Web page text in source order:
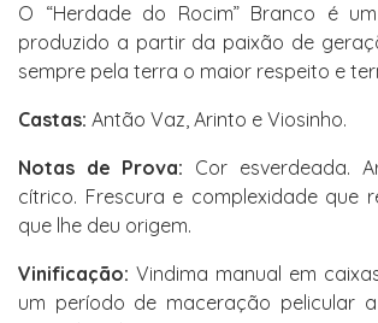
O “Herdade do Rocim” Branco é
produzido a partir da paixão de
sempre pela terra o maior respeito e
Castas: Antão Vaz, Arinto e Viosinho.
Notas de Prova: Cor esverdeada.
cítrico. Frescura e complexidade que
que lhe deu origem.
Vinificação: Vindima manual em
um período de maceração pelicular